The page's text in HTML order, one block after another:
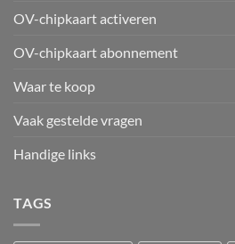
OV-chipkaart activeren
OV-chipkaart abonnement
Waar te koop
Vaak gestelde vragen
Handige links
TAGS